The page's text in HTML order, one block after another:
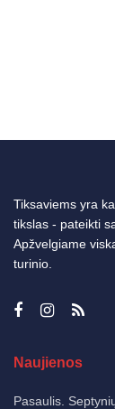
Tiksaviems yra
tikslas - pateikti
Apžvelgiame
turinio.
Naujienos
Pasaulis.